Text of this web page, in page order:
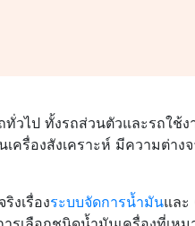
วไป ทั้งรถส่วนตัวและรถใช้ง
ครื่องสังเคราะห์ มีความต่าง
งเรื่องระบบจัดการน้ำมันและ